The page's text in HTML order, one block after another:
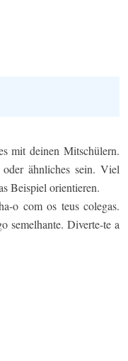
mit deinen Mitschülern.
ähnliches sein. Viel
Beispiel orientieren.
o com os teus colegas.
semelhante. Diverte-te a